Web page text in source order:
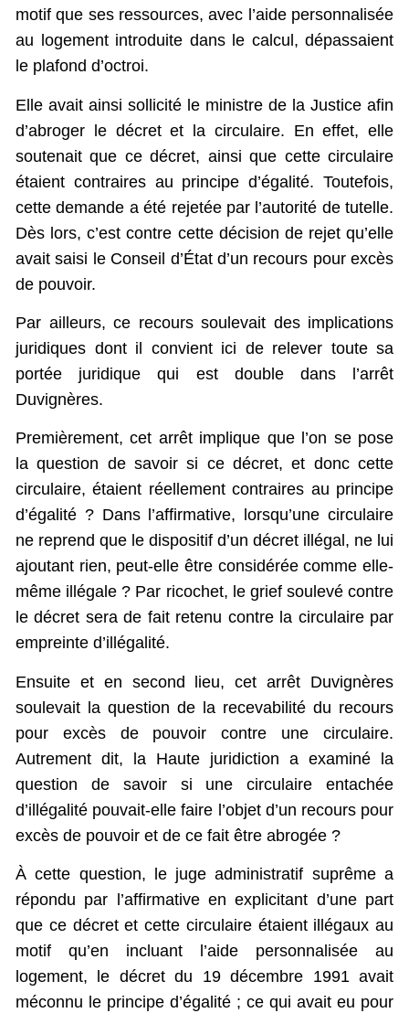
motif que ses ressources, avec l’aide personnalisée
au logement introduite dans le calcul, dépassaient
le plafond d’octroi.
Elle avait ainsi sollicité le ministre de la Justice afin
d’abroger le décret et la circulaire. En effet, elle
soutenait que ce décret, ainsi que cette circulaire
étaient contraires au principe d’égalité. Toutefois,
cette demande a été rejetée par l’autorité de tutelle.
Dès lors, c’est contre cette décision de rejet qu’elle
avait saisi le Conseil d’État d’un recours pour excès
de pouvoir.
Par ailleurs, ce recours soulevait des implications
juridiques dont il convient ici de relever toute sa
portée juridique qui est double dans l’arrêt
Duvignères.
Premièrement, cet arrêt implique que l’on se pose
la question de savoir si ce décret, et donc cette
circulaire, étaient réellement contraires au principe
d’égalité ? Dans l’affirmative, lorsqu’une circulaire
ne reprend que le dispositif d’un décret illégal, ne lui
ajoutant rien, peut-elle être considérée comme elle-
même illégale ? Par ricochet, le grief soulevé contre
le décret sera de fait retenu contre la circulaire par
empreinte d’illégalité.
Ensuite et en second lieu, cet arrêt Duvignères
soulevait la question de la recevabilité du recours
pour excès de pouvoir contre une circulaire.
Autrement dit, la Haute juridiction a examiné la
question de savoir si une circulaire entachée
d’illégalité pouvait-elle faire l’objet d’un recours pour
excès de pouvoir et de ce fait être abrogée ?
À cette question, le juge administratif suprême a
répondu par l’affirmative en explicitant d’une part
que ce décret et cette circulaire étaient illégaux au
motif qu’en incluant l’aide personnalisée au
logement, le décret du 19 décembre 1991 avait
méconnu le principe d’égalité ; ce qui avait eu pour